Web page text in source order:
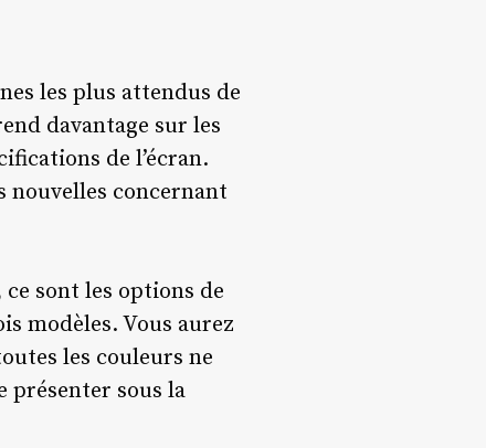
les plus attendus de
davantage sur les
de l’écran.
nouvelles concernant
sont les options de
modèles. Vous aurez
les couleurs ne
présenter sous la